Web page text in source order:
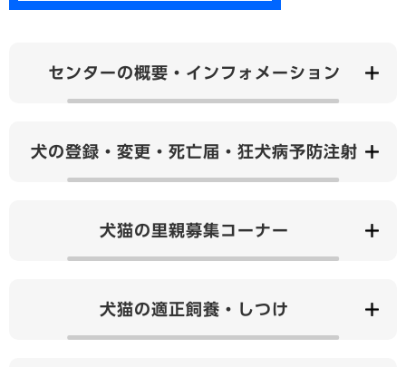
センターの概要・インフォメーション
犬の登録・変更・死亡届・狂犬病予防注射
犬猫の里親募集コーナー
犬猫の適正飼養・しつけ